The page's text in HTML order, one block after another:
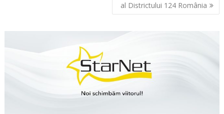
al Districtului 124 România